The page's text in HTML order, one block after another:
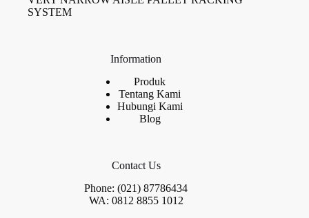
SYSTEM
Information
Produk
Tentang Kami
Hubungi Kami
Blog
Contact Us
Phone: (021) 87786434
WA: 0812 8855 1012